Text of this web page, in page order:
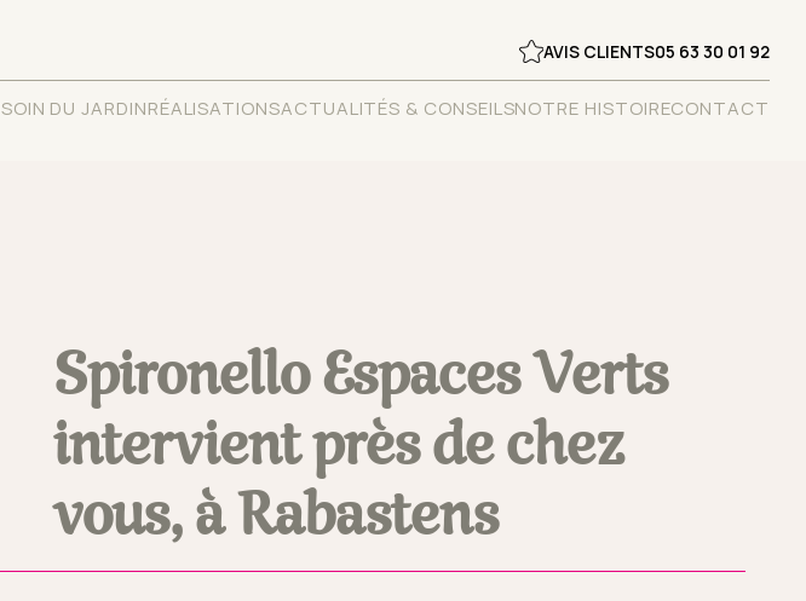
AVIS CLIENTS05 63 30 01 92
SOIN DU JARDINRÉALISATIONSACTUALITÉS & CONSEILSNOTRE HISTOIRECONTACT
Spironello Espaces Verts
intervient près de chez
vous, à Rabastens